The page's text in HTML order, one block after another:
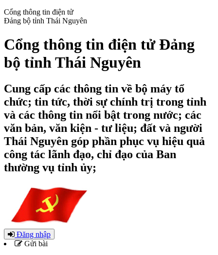
Cổng thông tin điện tử
Đảng bộ tỉnh Thái Nguyên
Cổng thông tin điện tử Đảng
bộ tỉnh Thái Nguyên
Cung cấp các thông tin về bộ máy tổ
chức; tin tức, thời sự chính trị trong tỉnh
và các thông tin nổi bật trong nước; các
văn bản, văn kiện - tư liệu; đất và người
Thái Nguyên góp phần phục vụ hiệu quả
công tác lãnh đạo, chỉ đạo của Ban
thường vụ tỉnh ủy;
Đăng nhập
Gửi bài